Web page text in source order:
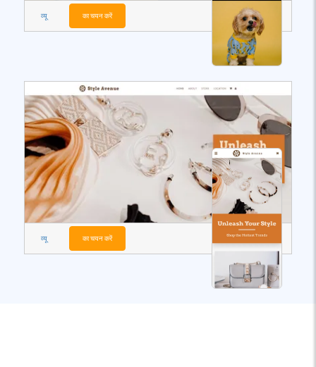
व्यू का चयन करें
व्यू का चयन करें